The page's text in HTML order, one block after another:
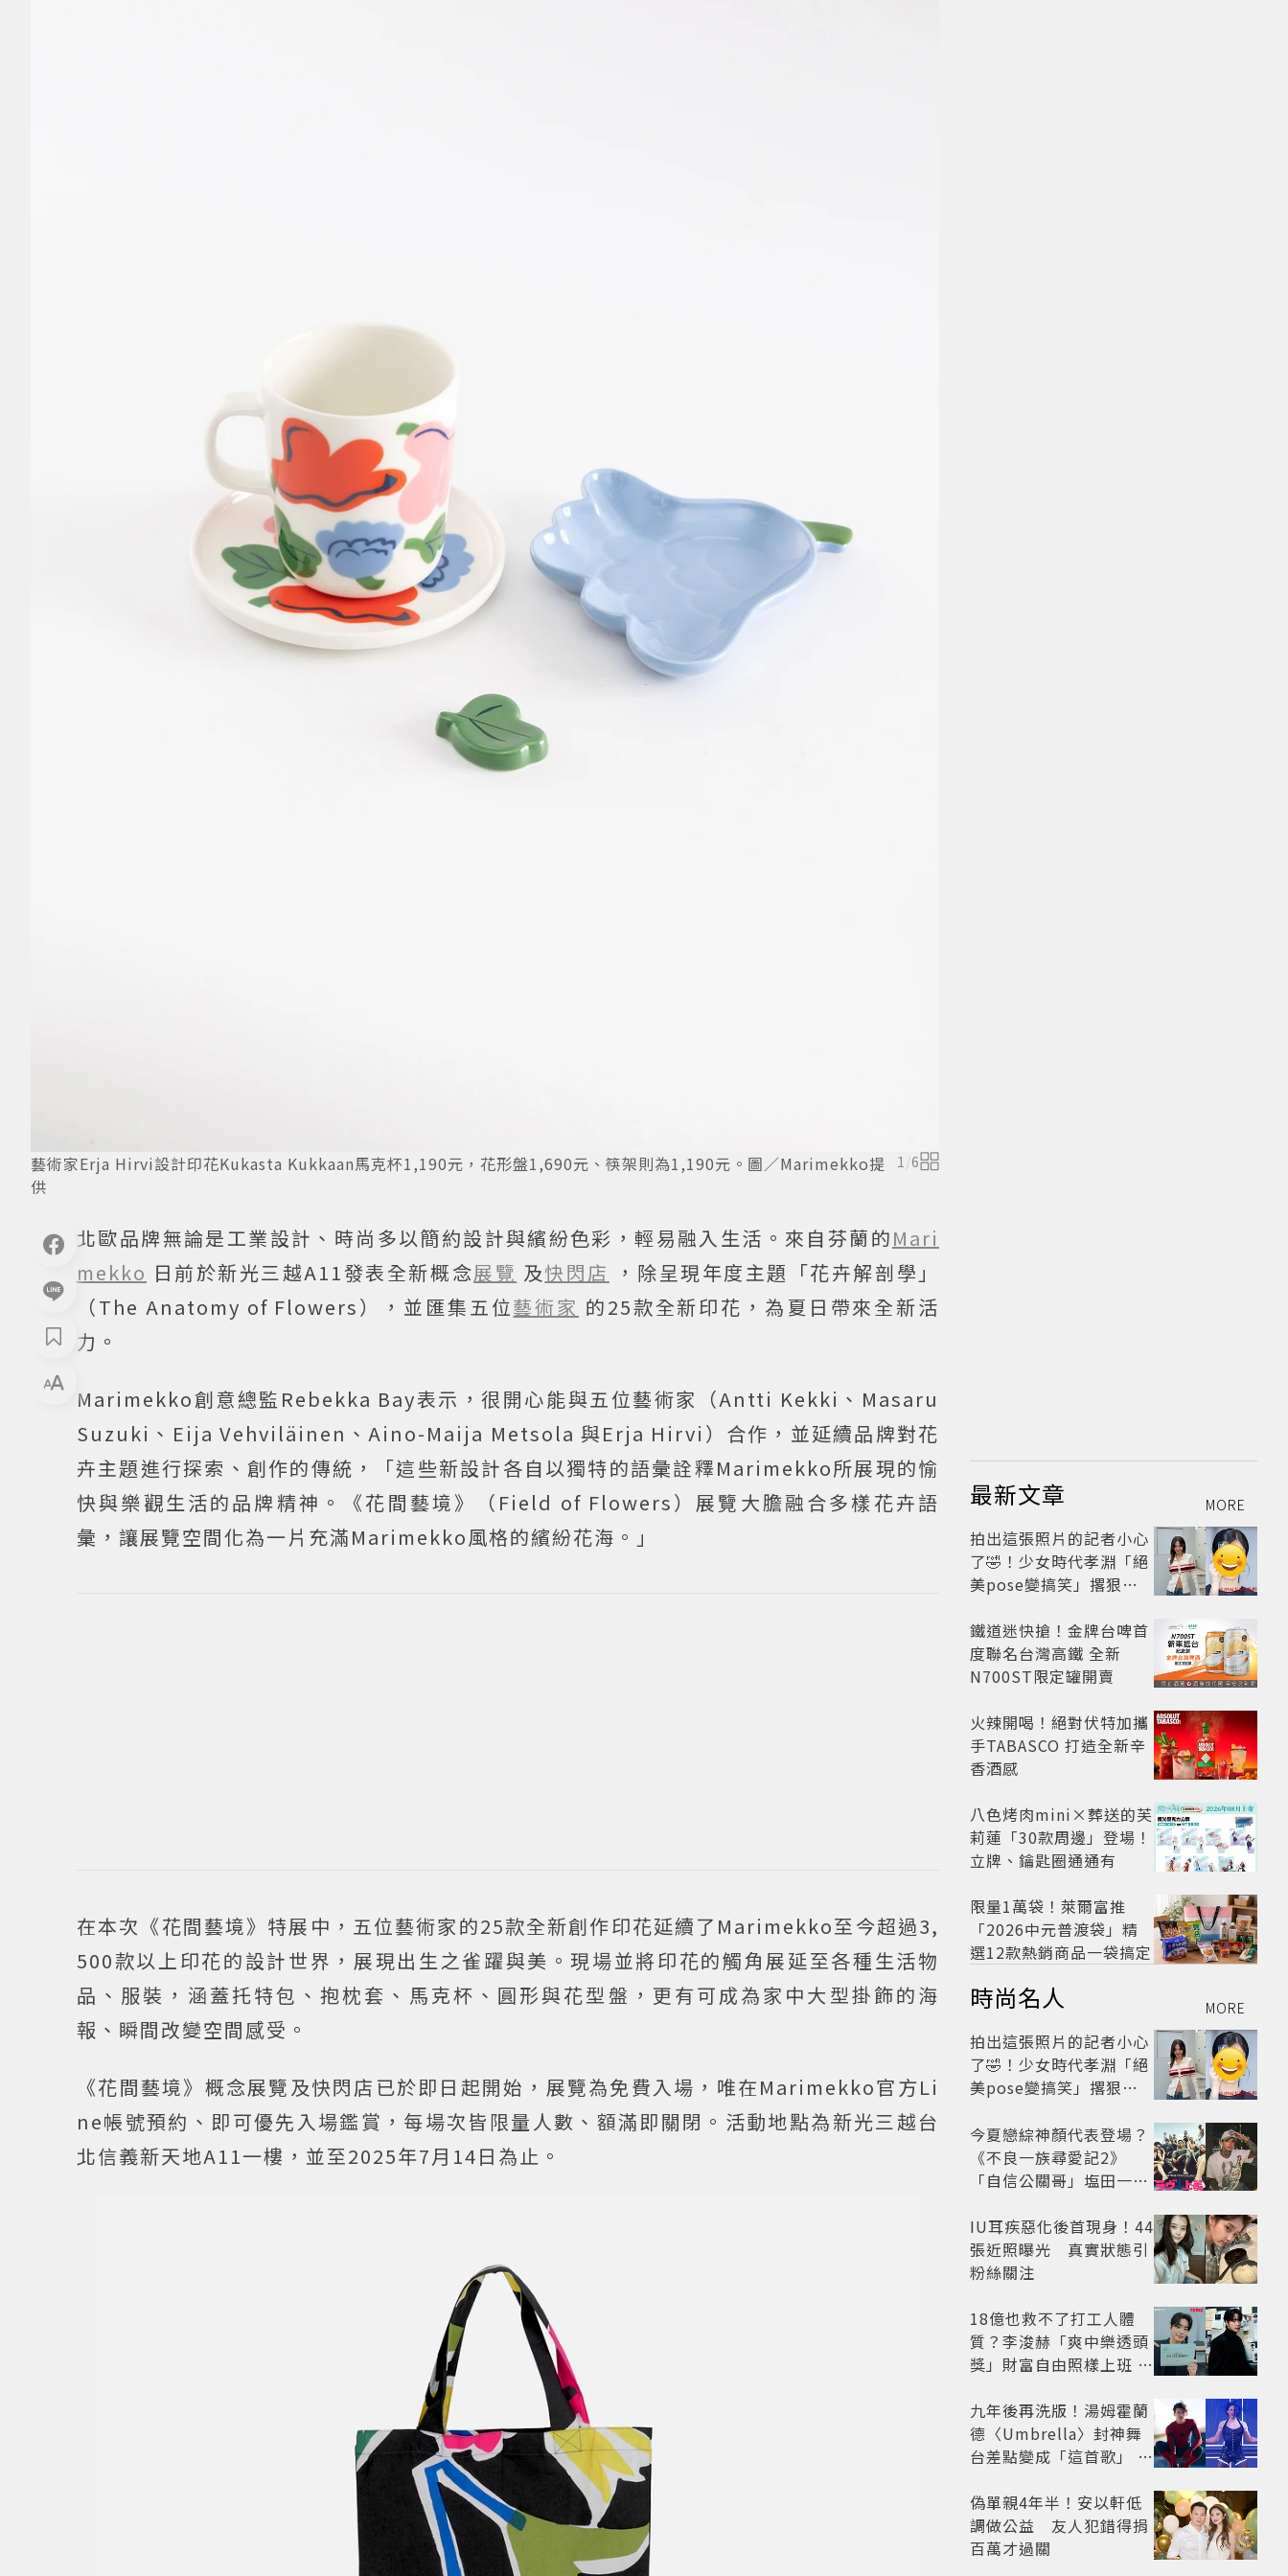
藝術家Erja Hirvi設計印花Kukasta Kukkaan馬克杯1,190元，花形盤1,690元、筷架則為1,190元。圖／Marimekko提
供
1/6
北歐品牌無論是工業設計、時尚多以簡約設計與繽紛色彩，輕易融入生活。來自芬蘭的Mari
mekko 日前於新光三越A11發表全新概念展覽 及快閃店
，除呈現年度主題「花卉解剖學」
（The Anatomy of Flowers），並匯集五位藝術家 的25款全新印花，為夏日帶來全新活
力。
Marimekko創意總監Rebekka Bay表示，很開心能與五位藝術家（Antti Kekki、Masaru
Suzuki、Eija Vehviläinen、Aino-Maija Metsola 與Erja Hirvi）合作，並延續品牌對花
卉主題進行探索、創作的傳統，「這些新設計各自以獨特的語彙詮釋Marimekko所展現的愉
快與樂觀生活的品牌精神。《花間藝境》（Field of Flowers）展覽大膽融合多樣花卉語
彙，讓展覽空間化為一片充滿Marimekko風格的繽紛花海。」
在本次《花間藝境》特展中，五位藝術家的25款全新創作印花延續了Marimekko至今超過3,
500款以上印花的設計世界，展現出生之雀躍與美。現場並將印花的觸角展延至各種生活物
品、服裝，涵蓋托特包、抱枕套、馬克杯、圓形與花型盤，更有可成為家中大型掛飾的海
報、瞬間改變空間感受。
《花間藝境》概念展覽及快閃店已於即日起開始，展覽為免費入場，唯在Marimekko官方Li
ne帳號預約、即可優先入場鑑賞，每場次皆限量人數、額滿即關閉。活動地點為新光三越台
北信義新天地A11一樓，並至2025年7月14日為止。
最新文章 MORE
拍出這張照片的記者小心
了🤣！少女時代孝淵「絕
美pose變搞笑」撂狠
鐵道迷快搶！金牌台啤首
度聯名台灣高鐵 全新
N700ST限定罐開賣
火辣開喝！絕對伏特加攜
手TABASCO 打造全新辛
香酒感
八色烤肉mini×葬送的芙
莉蓮「30款周邊」登場！
立牌、鑰匙圈通通有
限量1萬袋！萊爾富推
「2026中元普渡袋」精
選12款熱銷商品一袋搞定
時尚名人 MORE
拍出這張照片的記者小心
了🤣！少女時代孝淵「絕
美pose變搞笑」撂狠
今夏戀綜神顏代表登場？
《不良一族尋愛記2》
「自信公關哥」塩田一馬
老闆
IU耳疾惡化後首現身！44
張近照曝光 真實狀態引
粉絲關注
18億也救不了打工人體
質？李浚赫「爽中樂透頭
獎」財富自由照樣上班 西
九年後再洗版！湯姆霍蘭
德〈Umbrella〉封神舞
台差點變成「這首歌」 造
開
偽單親4年半！安以軒低
調做公益 友人犯錯得捐
百萬才過關